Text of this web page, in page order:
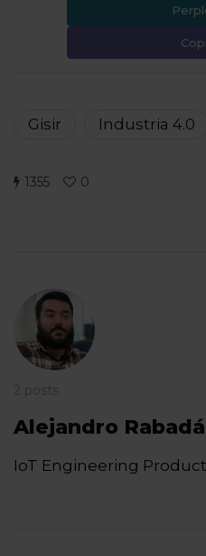
Gisir Industria 4.0
1355 0
2 posts
Alejandro
IoT Engineering